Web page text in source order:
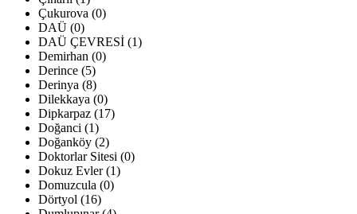
Çukurova (0)
DAÜ (0)
DAÜ ÇEVRESİ (1)
Demirhan (0)
Derince (5)
Derinya (8)
Dilekkaya (0)
Dipkarpaz (17)
Doğanci (1)
Doğanköy (2)
Doktorlar Sitesi (0)
Dokuz Evler (1)
Domuzcula (0)
Dörtyol (16)